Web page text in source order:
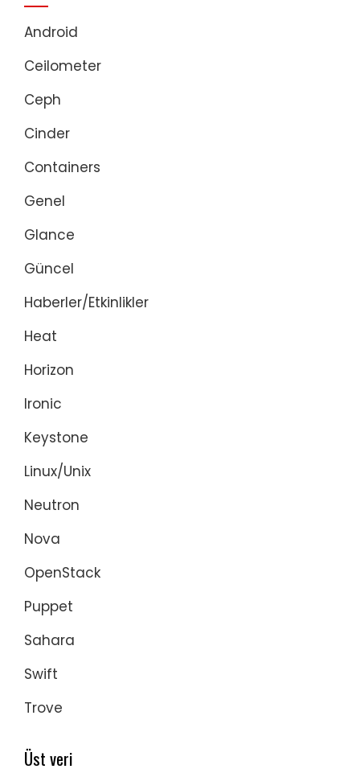
Android
Ceilometer
Ceph
Cinder
Containers
Genel
Glance
Güncel
Haberler/Etkinlikler
Heat
Horizon
Ironic
Keystone
Linux/Unix
Neutron
Nova
OpenStack
Puppet
Sahara
Swift
Trove
Üst veri